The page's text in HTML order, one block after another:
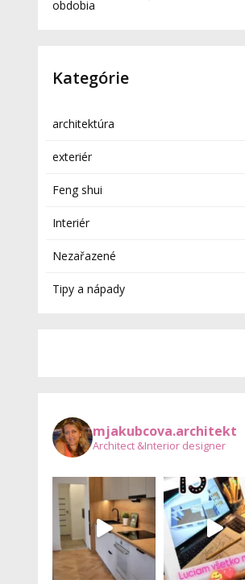
obdobia
Kategórie
architektúra
exteriér
Feng shui
Interiér
Nezařazené
Tipy a nápady
mjakubcova.architekt
Architect &Interior designer